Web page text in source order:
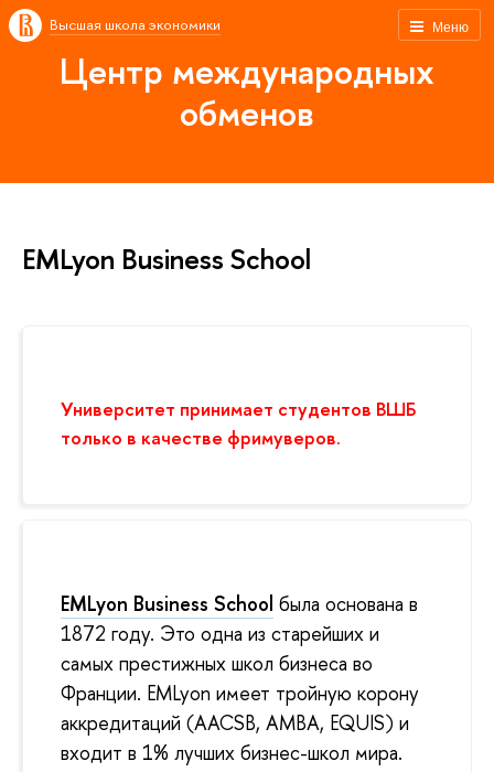
Меню
Высшая школа экономики
Центр международных
обменов
EMLyon Business School
Университет принимает студентов ВШБ
только в качестве фримуверов.
EMLyon Business School была основана в
1872 году. Это одна из старейших и
самых престижных школ бизнеса во
Франции. EMLyon имеет тройную корону
аккредитаций (AACSB, AMBA, EQUIS) и
входит в 1% лучших бизнес-школ мира.